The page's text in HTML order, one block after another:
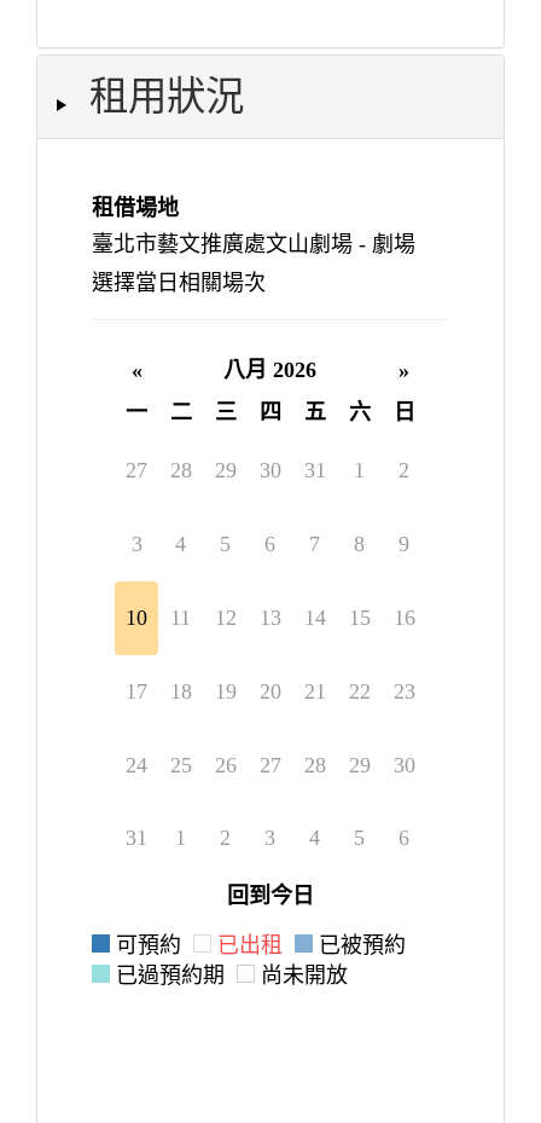
租用狀況
租借場地
臺北市藝文推廣處文山劇場 - 劇場
選擇當日相關場次
« 八月 2026
»
一
二 三 四 五 六 日
27 28 29 30 31 1 2
3 4 5 6 7 8 9
10 11 12 13 14 15 16
17 18 19 20 21 22 23
24 25 26 27 28 29 30
31 1 2 3 4 5 6
回到今日
可預約 已出租
已被預約
已過預約期
尚未開放